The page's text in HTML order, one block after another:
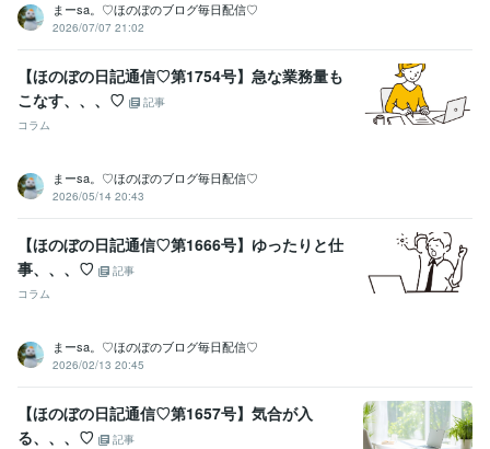
まーsa。♡ほのぼのブログ毎日配信♡
2026/07/07 21:02
【ほのぼの日記通信♡第1754号】急な業務量も
こなす、、、♡
記事
コラム
まーsa。♡ほのぼのブログ毎日配信♡
2026/05/14 20:43
【ほのぼの日記通信♡第1666号】ゆったりと仕
事、、、♡
記事
コラム
まーsa。♡ほのぼのブログ毎日配信♡
2026/02/13 20:45
【ほのぼの日記通信♡第1657号】気合が入
る、、、♡
記事